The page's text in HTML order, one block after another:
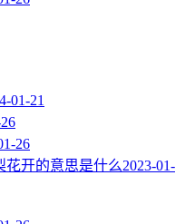
01-21
26
花开的意思是什么2023-01-